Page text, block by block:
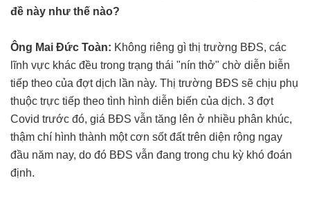
đề này như thế nào?
Ông Mai Đức Toàn: Không riêng gì thị trường BĐS, các
lĩnh vực khác đều trong trạng thái "nín thở" chờ diễn biễn
tiếp theo của đợt dịch lần này. Thị trường BĐS sẽ chịu phụ
thuộc trực tiếp theo tình hình diễn biến của dịch. 3 đợt
Covid trước đó, giá BĐS vẫn tăng lên ở nhiều phân khúc,
thậm chí hình thành một cơn sốt đất trên diện rộng ngay
đầu năm nay, do đó BĐS vẫn đang trong chu kỳ khó đoán
định.